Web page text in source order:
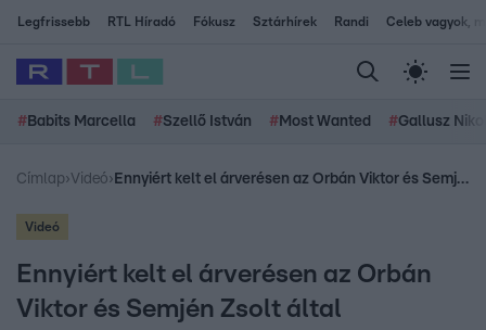
Legfrissebb RTL Híradó Fókusz Sztárhírek Randi Celeb vagyok,
# Babits Marcella #Szellő István # Most Wanted #Gallusz
Címlap›Videó› Ennyiért kelt el árverésen az Orbán Viktor és Semjén Zsolt által elfogyasztott csoki papírja
Videó
Ennyiért kelt el árverésen az Orbán
Viktor és Semjén Zsolt által